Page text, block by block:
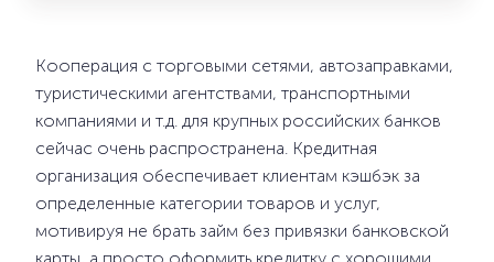
Кооперация с торговыми сетями, автозаправками,
туристическими агентствами, транспортными
компаниями и т.д. для крупных российских банков
сейчас очень распространена. Кредитная
организация обеспечивает клиентам кэшбэк за
определенные категории товаров и услуг,
мотивируя не брать займ без привязки банковской